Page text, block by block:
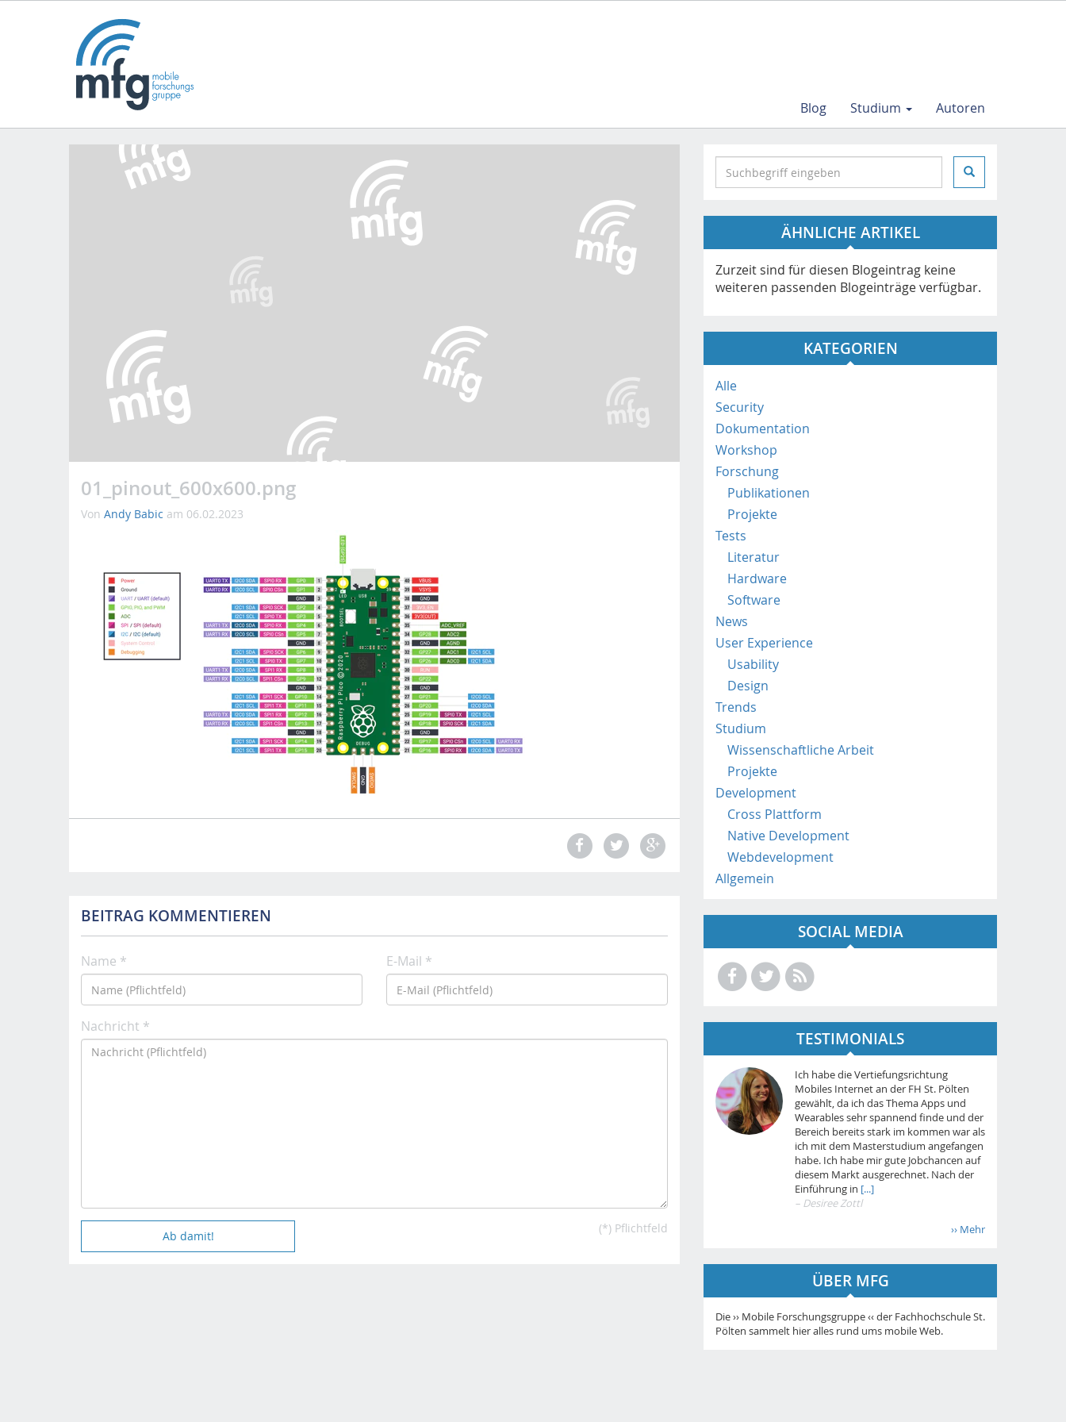
Blog Studium Autoren
01_pinout_600x600.png
Von Andy Babic am 06.02.2023
BEITRAG KOMMENTIEREN
Name * E-Mail *
Nachricht *
(*) Pflichtfeld
r
h
i
n
:
/
/
m
b
e
t
p
.
a
ÄHNLICHE ARTIKEL
Zurzeit sind für diesen Blogeintrag keine
weiteren passenden Blogeinträge verfügbar.
KATEGORIEN
Alle
Security
Dokumentation
Workshop
Forschung
Publikationen
Projekte
Tests
Literatur
Hardware
Software
News
User Experience
Usability
Design
Trends
Studium
Wissenschaftliche Arbeit
Projekte
Development
Cross Plattform
Native Development
Webdevelopment
Allgemein
SOCIAL MEDIA
TESTIMONIALS
Ich habe die Vertiefungsrichtung
Mobiles Internet an der FH St. Pölten
gewählt, da ich das Thema Apps und
Wearables sehr spannend finde und der
Bereich bereits stark im kommen war als
ich mit dem Masterstudium angefangen
habe. Ich habe mir gute Jobchancen auf
diesem Markt ausgerechnet. Nach der
Einführung in [...]
– Desiree Zottl
›› Mehr
ÜBER MFG
Die ›› Mobile Forschungsgruppe ‹‹ der Fachhochschule St.
Pölten sammelt hier alles rund ums mobile Web.